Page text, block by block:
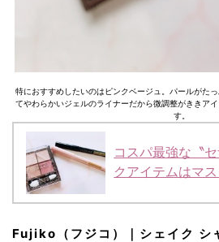
特におすすめしたいのはピンクベージュ。パールがた
てやわらかいジェルのライナーだから微調整がききア
す。
コスパ最強な〝
クアイテムはマ
Fujiko（フジコ）｜シェイク シ